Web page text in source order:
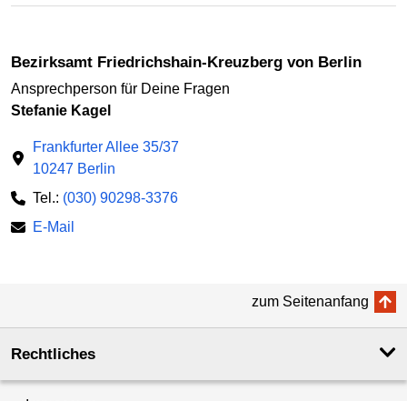
Bezirksamt Friedrichshain-Kreuzberg von Berlin
Ansprechperson für Deine Fragen
Stefanie Kagel
Frankfurter Allee 35/37
10247 Berlin
Tel.: (030) 90298-3376
E-Mail
zum Seitenanfang
Rechtliches